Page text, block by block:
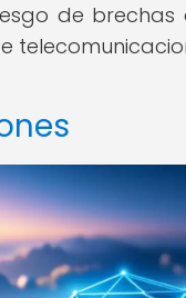
de brechas